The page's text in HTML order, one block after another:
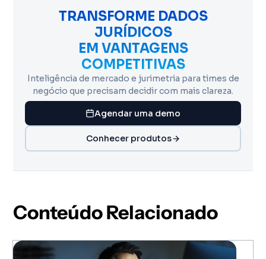
TRANSFORME DADOS
JURÍDICOS
EM VANTAGENS
COMPETITIVAS
Inteligência de mercado e jurimetria para times de
negócio que precisam decidir com mais clareza.
Agendar uma demo
Conhecer produtos
Conteúdo Relacionado